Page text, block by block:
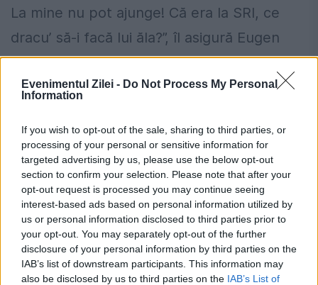
Evenimentul Zilei - Do Not Process My Personal
Information
If you wish to opt-out of the sale, sharing to third parties, or
processing of your personal or sensitive information for
targeted advertising by us, please use the below opt-out
section to confirm your selection. Please note that after your
opt-out request is processed you may continue seeing
interest-based ads based on personal information utilized by
us or personal information disclosed to third parties prior to
your opt-out. You may separately opt-out of the further
disclosure of your personal information by third parties on the
IAB’s list of downstream participants. This information may
also be disclosed by us to third parties on the IAB’s List of
La mine nu pot ajunge! Că era la SRI, ce
dracu’ să-i facă lui ăla?”, îl asigură Eugen
Pîrvulescu pe interlocutor, potrivit
extraselor din referatului DNA, citate de
Ministerul Finanțelor lansează o nouă
ediție Tezaur. Dobânzi de până la 7,15%
pentru românii care investesc în titluri
de stat
Pilonul 2 trece în premieră de 100 de
miliarde de lei câștig net. Câți bani au